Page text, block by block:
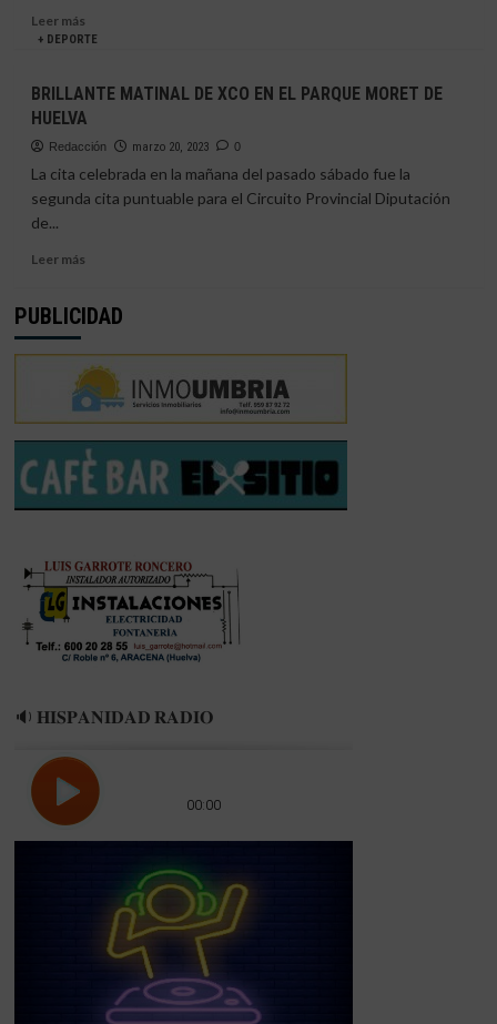
Y
Leer másLeer
más
SERÁ
LA
META
DE
X
EXTREMA
+ DEPORTE
BRILLANTE MATINAL DE XCO EN EL PARQUE MORET DE
HUELVA
Redacción marzo 20, 2023 0
La cita celebrada en la mañana del pasado sábado fue la
segunda cita puntuable para el Circuito Provincial Diputación
de...
Leer másLeer
BRILLANTE
DE
XCO
EN
EL
PARQUE
MORET
DE
HUELVA
PUBLICIDAD
🔉 𝐇𝐈𝐒𝐏𝐀𝐍𝐈𝐃𝐀𝐃 𝐑𝐀𝐃𝐈𝐎